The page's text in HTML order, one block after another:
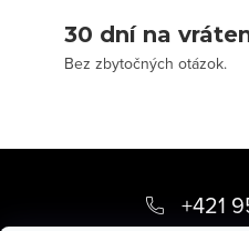
30 dní na
Bez zbytočných otázok.
+421